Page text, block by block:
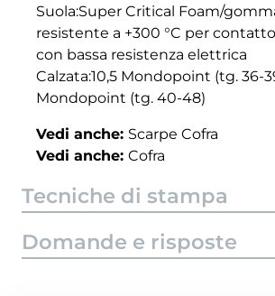
Suola:Super Critical Foam/
resistente a +300 °C per
con bassa resistenza elettrica
Calzata:10,5 Mondopoint (tg. 36-
Mondopoint (tg. 40-48)
Vedi anche: Scarpe Cofra
Vedi anche: Cofra
Tecniche di stampa
Domande e risposte